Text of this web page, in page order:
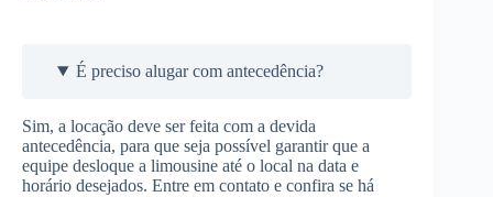
É preciso alugar com antecedência?
Sim, a locação deve ser feita com a devida
antecedência, para que seja possível garantir que a
equipe desloque a limousine até o local na data e
horário desejados. Entre em contato e confira se há